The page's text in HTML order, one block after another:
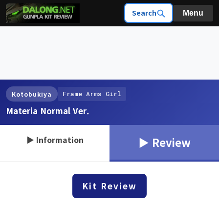
Search Menu
Kotobukiya Frame Arms Girl
Materia Normal Ver.
▶ Information ▶ Review
Kit Review